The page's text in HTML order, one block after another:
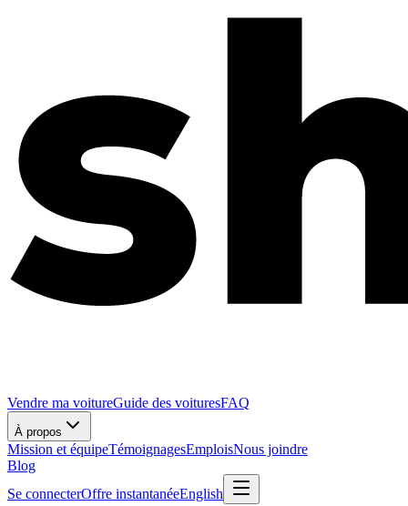
Vendre ma voitureGuide des voituresFAQ
À propos
Mission et équipeTémoignagesEmploisNous joindre
Blog
Se connecterOffre instantanéeEnglish